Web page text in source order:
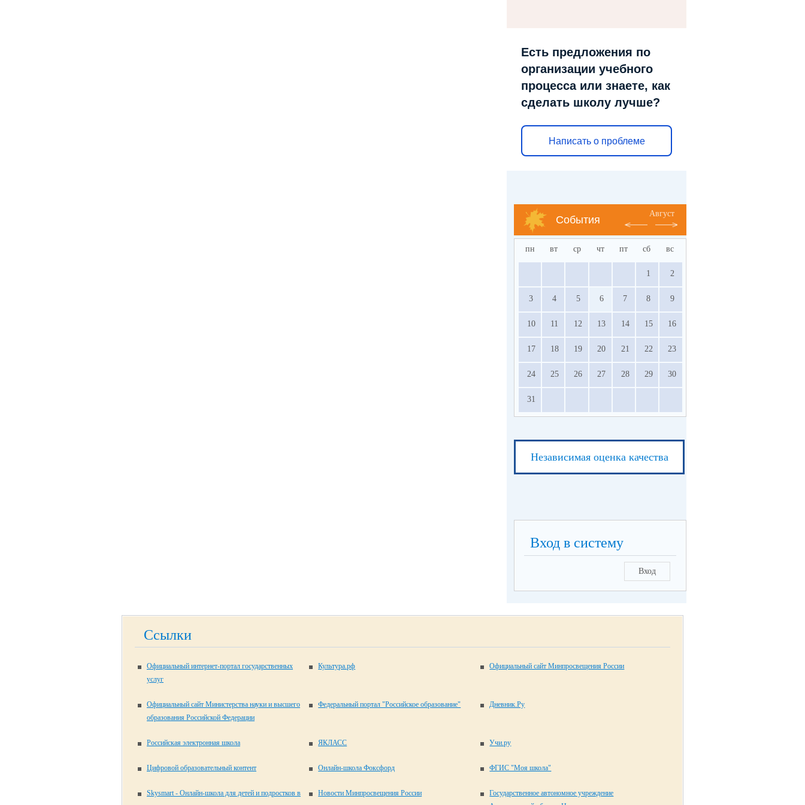
Есть предложения по
организации учебного
процесса или знаете, как
сделать школу лучше?
Написать о проблеме
События
Август
пн вт ср чт пт сб вс
1 2
3 4 5 6 7 8 9
10 11 12 13 14 15 16
17 18 19 20 21 22 23
24 25 26 27 28 29 30
31
Независимая оценка качества
Вход в систему
Вход
Ссылки
Официальный интернет-портал государственных
услуг
Культура.рф Официальный сайт Минпросвещения России
Официальный сайт Министерства науки и высшего
образования Российской Федерации
Федеральный портал "Российское образование" Дневник.Ру
Российская электронная школа ЯКЛАСС Учи.ру
Цифровой образовательный контент Онлайн-школа Фоксфорд ФГИС "Моя школа"
Skysmart - Онлайн-школа для детей и подростков в
Новости Минпросвещения России
Государственное автономное учреждение